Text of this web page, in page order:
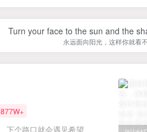
Turn your face to the sun and the
永远面向阳光，这样你就看
877W+
下个路口就会遇见希望